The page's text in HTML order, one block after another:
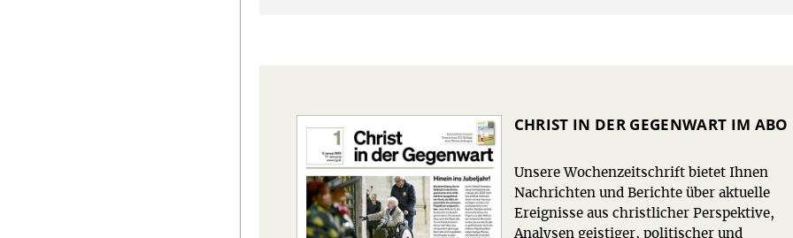
CHRIST IN DER GEGENWART IM ABO
Unsere Wochenzeitschrift bietet Ihnen
Nachrichten und Berichte über aktuelle
Ereignisse aus christlicher Perspektive,
Analysen geistiger, politischer und